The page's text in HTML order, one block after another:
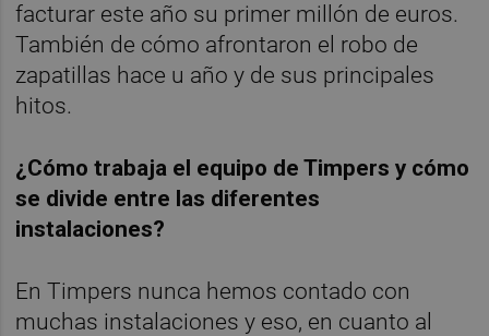
facturar este año su primer millón de euros.
También de cómo afrontaron el robo de
zapatillas hace u año y de sus principales
hitos.
¿Cómo trabaja el equipo de Timpers y cómo
se divide entre las diferentes
instalaciones?
En Timpers nunca hemos contado con
muchas instalaciones y eso, en cuanto al